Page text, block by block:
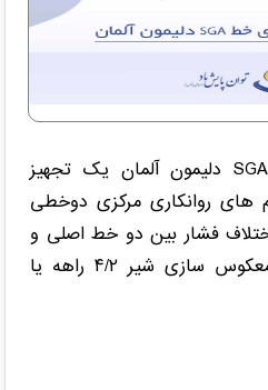
سوئیچ فشار انتهای خط SGA دلیمون آلمان یک تجهیز
های روانکاری مرکزی دوخطی
فشار بین دو خط اصلی و
ارسال پالس کنترلی برای معکوس سازی شیر ۴/۲ راهه یا